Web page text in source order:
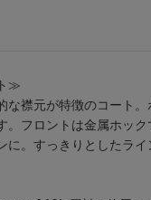
≫
な襟元が特徴のコート
。フロントは金属ホッ
に。すっきりとしたラ